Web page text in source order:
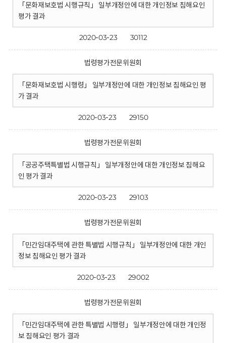
「문화재보호법 시행규칙」 일부개정안에 대한 개인정보 침해요인
평가 결과
2020-03-23 30112
법령평가전문위원회
「문화재보호법 시행령」 일부개정안에 대한 개인정보 침해요인 평
가 결과
2020-03-23 29150
법령평가전문위원회
「공공주택특별법 시행규칙」 일부개정안에 대한 개인정보 침해요
인 평가 결과
2020-03-23 29103
법령평가전문위원회
「민간임대주택에 관한 특별법 시행규칙」 일부개정안에 대한 개인
정보 침해요인 평가 결과
2020-03-23 29002
법령평가전문위원회
「민간임대주택에 관한 특별법 시행령」 일부개정안에 대한 개인정
보 침해요인 평가 결과